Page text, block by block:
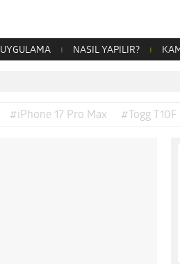
UYGULAMA NASIL YAPILIR?
#iPhone 17 Pro Max #Togg T10F